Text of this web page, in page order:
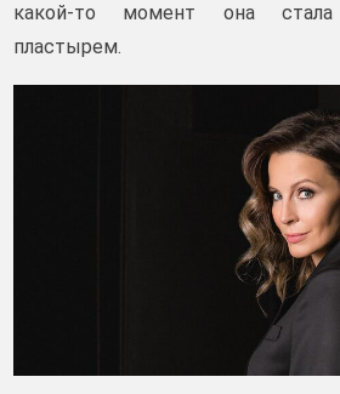
какой‑то момент она
пластырем.